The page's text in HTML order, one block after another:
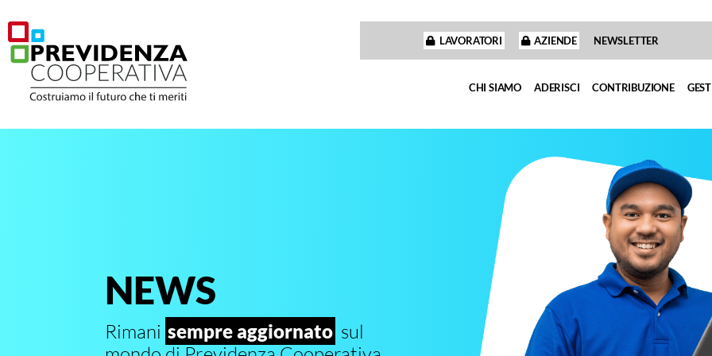
LAVORATORI AZIENDE NEWSLETTER
CHI SIAMO ADERISCI CONTRIBUZIONE
NEWS
Rimani sempre aggiornato sul